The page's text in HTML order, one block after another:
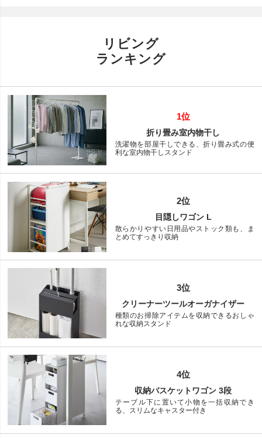
リビング
ランキング
1位
折り畳み室内物干し
洗濯物を部屋干しできる、折り畳み式の便
利な室内物干しスタンド
2位
目隠しワゴン L
散らかりやすい日用品やストック類も、ま
とめてすっきり収納
3位
クリーナーツールオーガナイザー
種類のお掃除アイテムを収納できるおしゃ
れな収納スタンド
4位
収納バスケットワゴン 3段
テーブル下に置いて小物を一括収納でき
る、スリムなキャスター付き